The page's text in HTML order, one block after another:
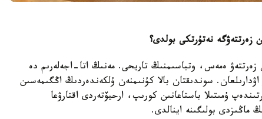
زەرتتەۋگە نەتۇرتكى بولدى؟
ەمەس، وتباسىمنىڭ تاريحى. مەنىڭ اتا-اجەلەرىم دە
اۋدارىلعان. سوندىقتان بالا كۇنىمنەن ۇلكەندەردىڭ اڭگىمەسىن
ۇمىتىلا باستاعانىن كورىپ، ارحيۆتەردى اقتارۋعا
بولىگىنە اينالدى.